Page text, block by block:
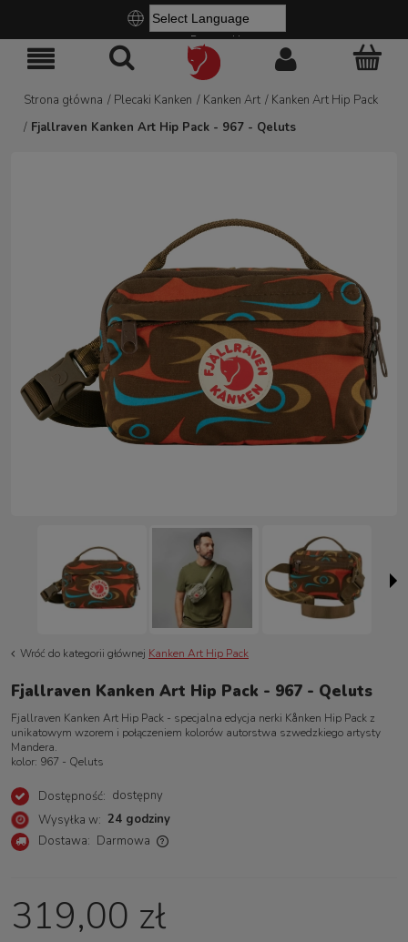
Powered by
Strona główna / Plecaki Kanken / Kanken Art / Kanken Art Hip Pack
/ Fjallraven Kanken Art Hip Pack - 967 - Qeluts
Wróć do kategorii głównej Kanken Art Hip Pack
Fjallraven Kanken Art Hip Pack - 967 - Qeluts
Fjallraven Kanken Art Hip Pack - specjalna edycja nerki Kånken Hip Pack z
unikatowym wzorem i połączeniem kolorów autorstwa szwedzkiego artysty
Mandera.
kolor: 967 - Qeluts
Dostępność: dostępny
Wysyłka w: 24 godziny
Dostawa: Darmowa
319,00 zł